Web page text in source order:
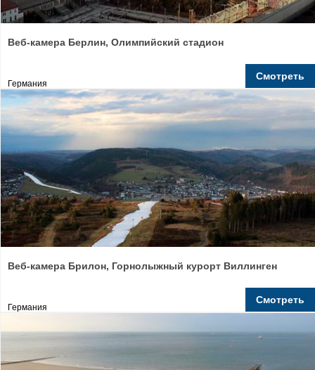
Веб-камера Берлин, Олимпийский стадион
Германия
Смотреть
Веб-камера Брилон, Горнолыжный курорт Виллинген
Германия
Смотреть